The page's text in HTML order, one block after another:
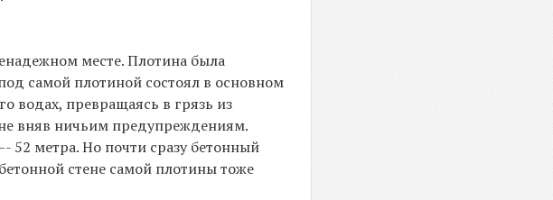
месте. Плотина была
самой плотиной состоял в основном
водах, превращаясь в грязь из
вняв ничьим предупреждениям.
метра. Но почти сразу бетонный
стене самой плотины тоже